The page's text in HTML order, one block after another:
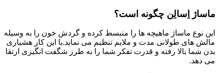
ماساژ اِسالِن چگونه است؟
این نوع ماساژ ماهیچه ها را منبسط کرده و گردش خون را به وسیله
مالش های طولانی مدت و ملایم تنظیم می نماید.با این کار هشیاری
بدن شما بالا رفته و قدرت تفکر شما را به طرز شگفت انگیزی ارتقا
می دهد.